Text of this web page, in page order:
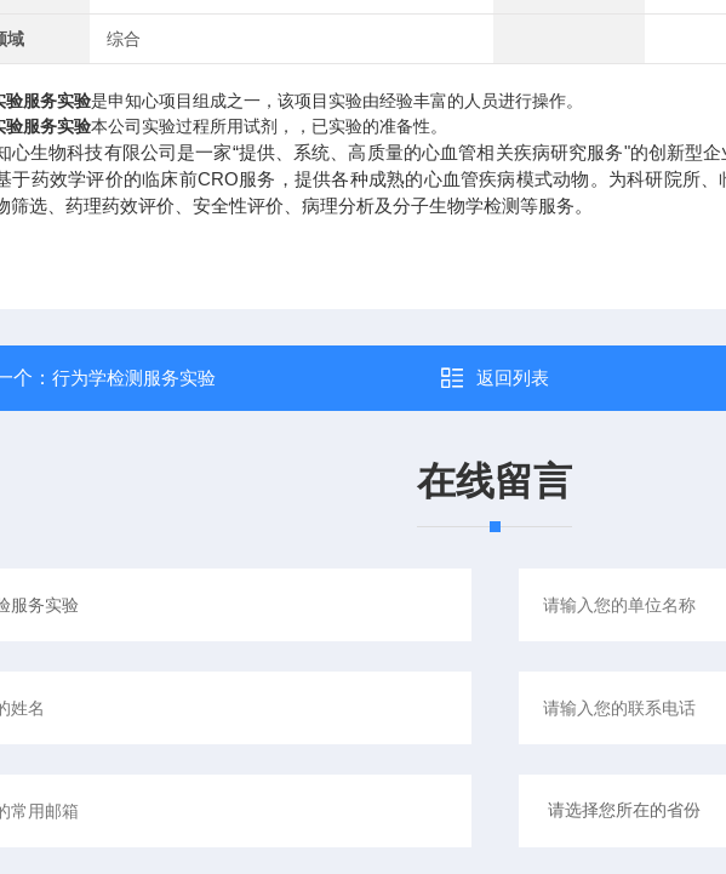
域 综合
验服务实验是申知心项目组成之一，该项目实验由经验丰富的人员进行操作。
验服务实验本公司实验过程所用试剂，，已实验的准备性。
心生物科技有限公司是一家“提供、系统、高质量的心血管相关疾病研究服务"的创新型
于药效学评价的临床前CRO服务，提供各种成熟的心血管疾病模式动物。为科研院所
筛选、药理药效评价、安全性评价、病理分析及分子生物学检测等服务。
个：行为学检测服务实验 返回列表
在线留言